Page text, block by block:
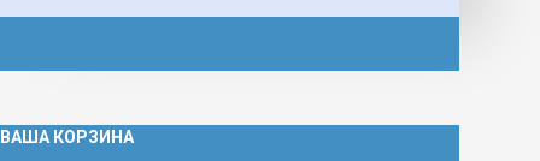
ВАША КОРЗИНА